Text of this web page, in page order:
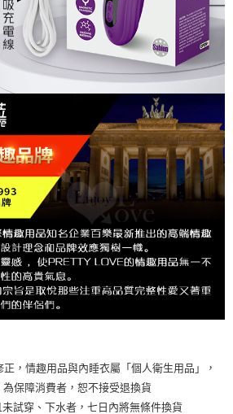
，情趣用品與內睡衣屬「個人衛生用品」，
保障消費者，恕不接受退換貨
試穿、下水者，七日內將無條件換貨